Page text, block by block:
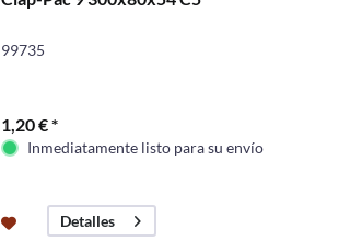
99735
1,20 € *
Inmediatamente listo para su envío
Detalles